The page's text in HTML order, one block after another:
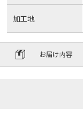
加工地
お届け内容